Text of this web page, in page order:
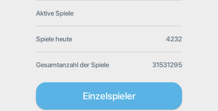
Aktive Spiele
Spiele heute 4232
Gesamtanzahl der Spiele 31531295
Einzelspieler